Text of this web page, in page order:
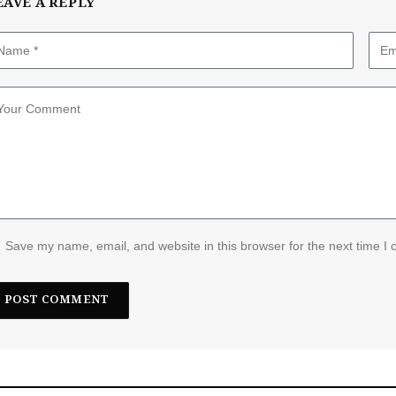
Save my name, email, and website in this browser for the next time I